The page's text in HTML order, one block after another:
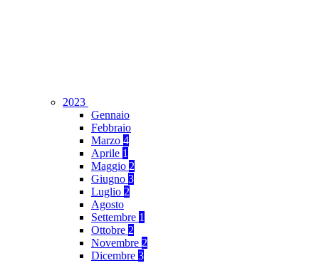
2023
Gennaio
Febbraio
Marzo 4
Aprile 1
Maggio 2
Giugno 3
Luglio 2
Agosto
Settembre 1
Ottobre 2
Novembre 2
Dicembre 3